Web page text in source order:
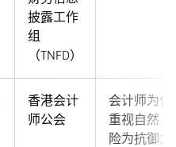
披露工作
组
（TNFD）
香港会计
师公会
会计师为什
重视自然 —
险为抗御力